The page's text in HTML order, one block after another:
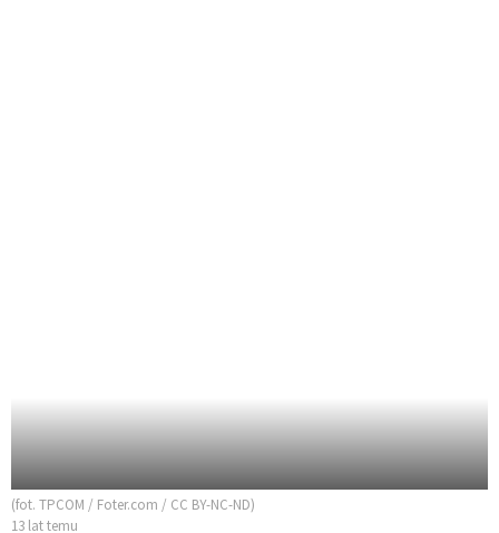
(fot. TPCOM / Foter.com / CC BY-NC-ND)
13 lat temu